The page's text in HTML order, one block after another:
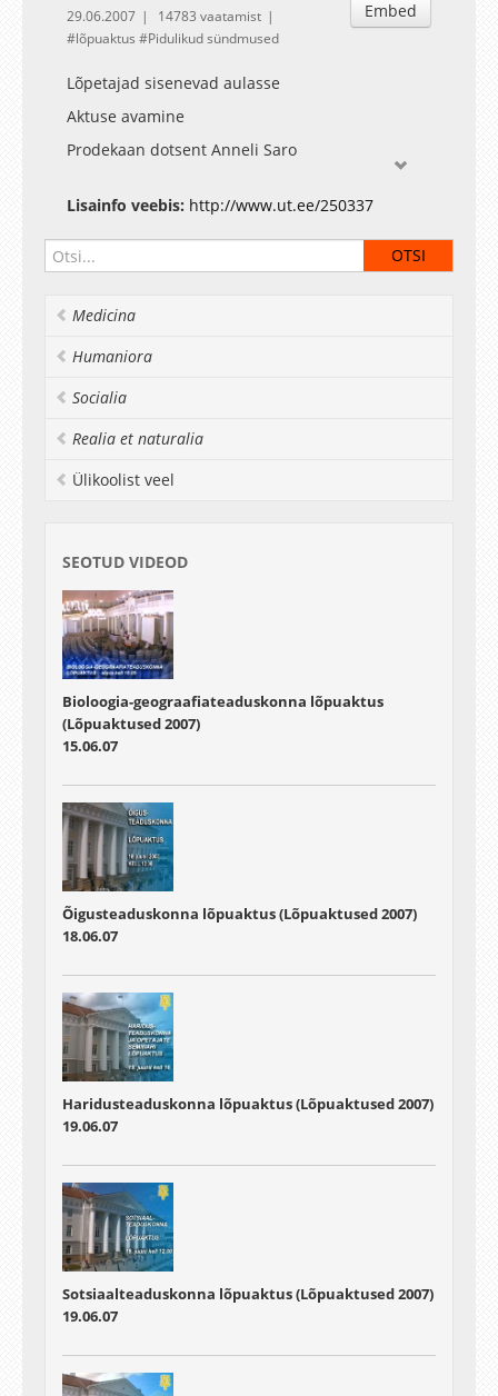
Embed
29.06.2007
14783 vaatamist
lõpuaktus
Pidulikud sündmused
Lõpetajad sisenevad aulasse
Aktuse avamine
Prodekaan dotsent Anneli Saro
Tervitussõnad dekaanilt Dekaan professor Valter
Lang
Aktusekõne Professor Jaan Elken
Muusikaline vahepala In Boil ja Jaan Sööt
Tänukõne lõpetajate esindajalt Johanna Ross, BA
filosoofia erialal
Lisainfo veebis: http://www.ut.ee/250337
Medicina
Humaniora
Socialia
Realia et naturalia
Ülikoolist veel
SEOTUD VIDEOD
Bioloogia-geograafiateaduskonna lõpuaktus
(Lõpuaktused 2007)
15.06.07
Õigusteaduskonna lõpuaktus (Lõpuaktused 2007)
18.06.07
Haridusteaduskonna lõpuaktus (Lõpuaktused 2007)
19.06.07
Sotsiaalteaduskonna lõpuaktus (Lõpuaktused 2007)
19.06.07